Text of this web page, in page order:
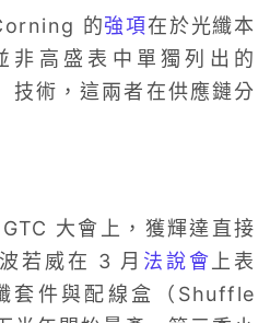
的強項在於光纖本
非高盛表中單獨列出的
技術，這兩者在供應鏈分
大會上，獲輝達直接
若威在 3 月 法說會 上表
套件與配線盒（Shuffle